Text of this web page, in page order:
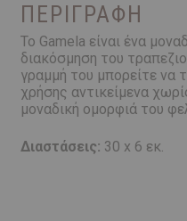
ΠΕΡΙΓΡΑΦΉ
Το Gamela είναι ένα
διακόσμηση του
γραμμή του μπορείτε να
χρήσης αντικείμενα
μοναδική ομορφιά του
Διαστάσεις: 30 x 6 εκ.